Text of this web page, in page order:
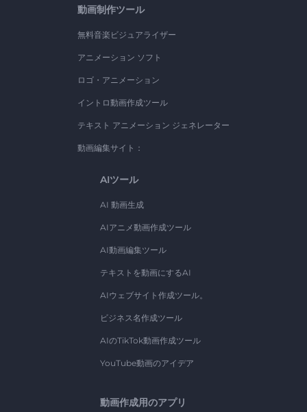
動画制作ツール
無料音楽ビジュアライザー
アニメーション ソフト
ロゴ・アニメーション
イントロ動画作成ツール
テキスト アニメーション ジェネレーター
動画編集サイト：
AIツール
AI 動画生成
AIアニメ動画作成ツール
AI動画編集ツール
テキストを動画にするAI
AIウェブサイト作成ツール。
ビジネス名作成ツール
AIのTikTok動画作成ツール
YouTube動画のアイデア
動画作成用のアプリ